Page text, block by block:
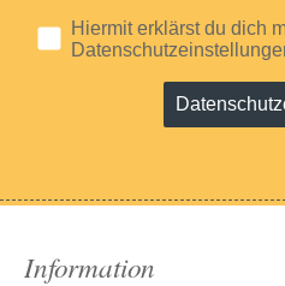
Hiermit erklärst du dich
Information